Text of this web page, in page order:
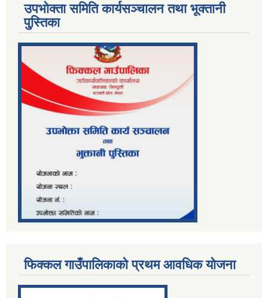
उपभोक्ता समिति कार्यसञ्चालन तथा भूक्तानी
पु्स्तिका
फिक्कल गाउँपालिकाको प्रथम आवधिक योजना